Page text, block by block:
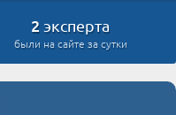
2 эксперта
были на сайте за сутки